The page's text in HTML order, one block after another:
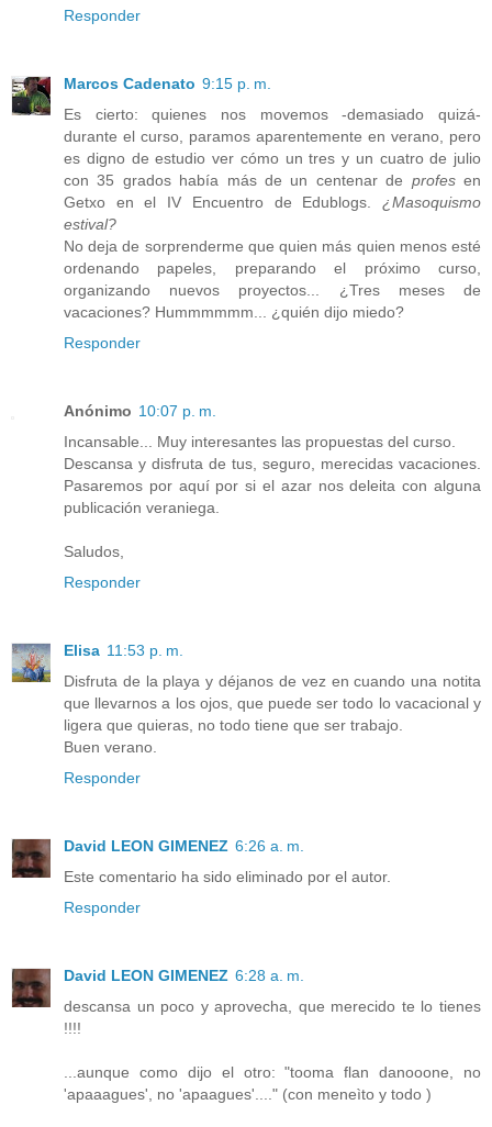
Responder
Marcos Cadenato 9:15 p. m.
Es cierto: quienes nos movemos -demasiado quizá-
durante el curso, paramos aparentemente en verano, pero
es digno de estudio ver cómo un tres y un cuatro de julio
con 35 grados había más de un centenar de profesen
Getxo en el IV Encuentro de Edublogs. ¿Masoquismo
estival?
No deja de sorprenderme que quien más quien menos esté
ordenando papeles, preparando el próximo curso,
organizando nuevos proyectos... ¿Tres meses de
vacaciones? Hummmmmm... ¿quién dijo miedo?
Responder
Anónimo 10:07 p. m.
Incansable... Muy interesantes las propuestas del curso.
Descansa y disfruta de tus, seguro, merecidas vacaciones.
Pasaremos por aquí por si el azar nos deleita con alguna
publicación veraniega.
Saludos,
Responder
Elisa 11:53 p. m.
Disfruta de la playa y déjanos de vez en cuando una notita
que llevarnos a los ojos, que puede ser todo lo vacacional y
ligera que quieras, no todo tiene que ser trabajo.
Buen verano.
Responder
David LEON GIMENEZ 6:26 a. m.
Este comentario ha sido eliminado por el autor.
Responder
David LEON GIMENEZ 6:28 a. m.
descansa un poco y aprovecha, que merecido te lo tienes
!!!!
...aunque como dijo el otro: "tooma flan danooone, no
'apaaagues', no 'apaagues'...." (con meneìto y todo )